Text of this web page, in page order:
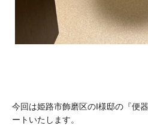
今回は姫路市飾磨区のI様邸の『便
ートいたします。